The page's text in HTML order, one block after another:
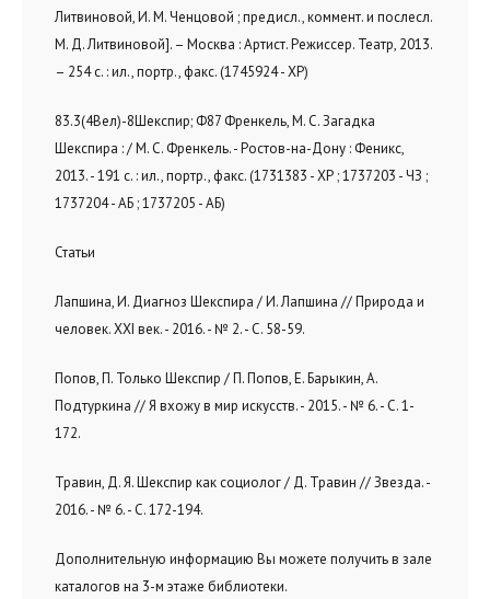
Литвиновой, И. М. Ченцовой ; предисл., коммент. и послесл.
М. Д. Литвиновой]. – Москва : Артист. Режиссер. Театр, 2013.
– 254 с. : ил., портр., факс. (1745924 - ХР)
83.3(4Вел)-8Шекспир; Ф87 Френкель, М. С. Загадка
Шекспира : / М. С. Френкель. - Ростов-на-Дону : Феникс,
2013. - 191 с. : ил., портр., факс. (1731383 - ХР ; 1737203 - ЧЗ ;
1737204 - АБ ; 1737205 - АБ)
Статьи
Лапшина, И. Диагноз Шекспира / И. Лапшина // Природа и
человек. XXI век. - 2016. - № 2. - С. 58-59.
Попов, П. Только Шекспир / П. Попов, Е. Барыкин, А.
Подтуркина // Я вхожу в мир искусств. - 2015. - № 6. - С. 1-
172.
Травин, Д. Я. Шекспир как социолог / Д. Травин // Звезда. -
2016. - № 6. - С. 172-194.
Дополнительную информацию Вы можете получить в зале
каталогов на 3-м этаже библиотеки.